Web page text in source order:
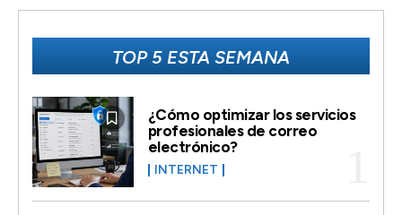
TOP 5 ESTA SEMANA
¿Cómo optimizar los servicios
profesionales de correo
electrónico?
INTERNET